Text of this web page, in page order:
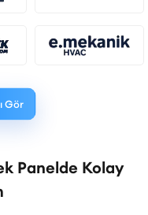
Gör
Panelde Kolay